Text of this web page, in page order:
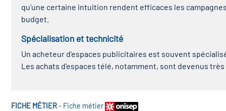
qu'une certaine intuition rendent efficaces les
budget.
Spécialisation et technicité
Un acheteur d'espaces publicitaires est souvent
Les achats d'espaces télé, notamment, sont devenus
FICHE MÉTIER- Fiche métier